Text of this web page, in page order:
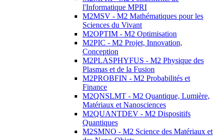
l'Informatique MPRI
M2MSV - M2 Mathématiques pour les
Sciences du Vivant
M2OPTIM - M2 Optimisation
M2PIC - M2 Projet, Innovation,
Conception
M2PLASPHYFUS - M2 Physique des
Plasmas et de la Fusion
M2PROBFIN - M2 Probabilités et
Finance
M2QNSLMT - M2 Quantique, Lumière,
Matériaux et Nanosciences
M2QUANTDEV - M2 Dispositifs
Quantiques
M2SMNO - M2 Science des Matériaux et